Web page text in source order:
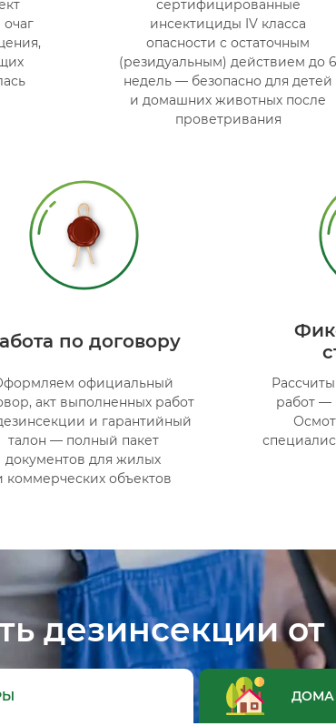
сертифицированные
инсектициды IV класса
опасности с остаточным
(резидуальным) действием до 6
недель — безопасно для детей
и домашних животных после
проветривания
по договору
официальный
акт выполненных работ
и гарантийный
талон — полный пакет
документов для жилых
коммерческих объектов
работ —
дезинсекции
ДОМА